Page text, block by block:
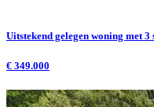
Uitstekend gelegen woning met 3
€ 349.000